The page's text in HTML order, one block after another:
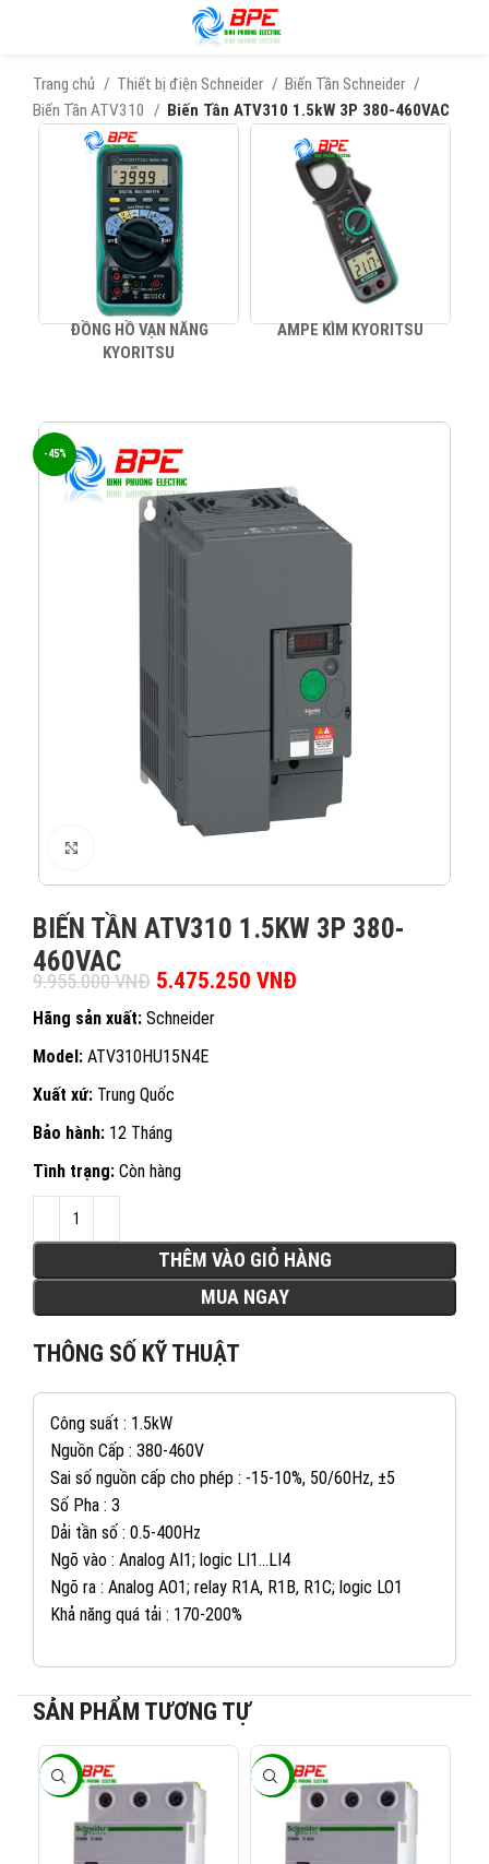
Trang chủ Thiết bị điện Schneider
Biến Tần Schneider
Biến Tần ATV310
Biến Tần ATV310 1.5kW 3P 380-460VAC
ĐỒNG HỒ VẠN NĂNG
KYORITSU
AMPE KÌM KYORITSU
-45%
BIẾN TẦN ATV310 1.5KW 3P 380-
460VAC
9.955.000VNĐ Giá gốc là: 9.955.000 VNĐ.
5.475.250 VNĐ
Hãng sản xuất: Schneider
Model: ATV310HU15N4E
Xuất xứ: Trung Quốc
Bảo hành: 12 Tháng
Tình trạng: Còn hàng
THÊM VÀO GIỎ HÀNG
MUA NGAY
THÔNG SỐ KỸ THUẬT
Công suất : 1.5kW
Nguồn Cấp : 380-460V
Sai số nguồn cấp cho phép : -15-10%, 50/60Hz, ±5
Số Pha : 3
Dải tần số : 0.5-400Hz
Ngõ vào : Analog AI1; logic LI1…LI4
Ngõ ra : Analog AO1; relay R1A, R1B, R1C; logic LO1
Khả năng quá tải : 170-200%
SẢN PHẨM TƯƠNG TỰ
-40% -40%
KINH DOANH 1: 082 234 2688
KINH DOANH 2: 0965 101 613